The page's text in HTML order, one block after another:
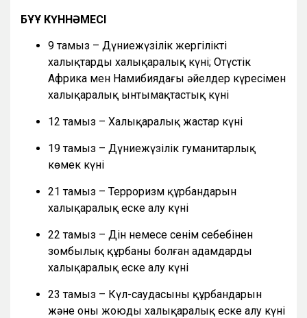
БҰҰ КҮННӘМЕСІ
9 тамыз – Дүниежүзілік жергілікті
халықтардың халықаралық күні; Оңтүстік
Африка мен Намибиядағы әйелдер күресімен
халықаралық ынтымақтастық күні
12 тамыз – Халықаралық жастар күні
19 тамыз – Дүниежүзілік гуманитарлық
көмек күні
21 тамыз – Терроризм құрбандарын
халықаралық еске алу күні
22 тамыз – Дін немесе сенім себебінен
зомбылық құрбаны болған адамдарды
халықаралық еске алу күні
23 тамыз – Күл-саудасының құрбандарын
және оны жоюды халықаралық еске алу күні